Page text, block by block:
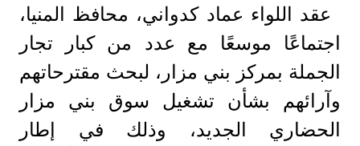
عقد اللواء عماد كدواني، محافظ المنيا،
اجتماعًا موسعًا مع عدد من كبار تجار
الجملة بمركز بني مزار، لبحث مقترحاتهم
وآرائهم بشأن تشغيل سوق بني مزار
الحضاري الجديد، وذلك في إطار